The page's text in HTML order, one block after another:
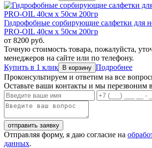
Гидрофобные сорбирующие салфетки для
PRO-OIL 40см х 50см 200гр
от 8200 руб.
Точную стоимость товара, пожалуйста,
менеджеров на сайте или по телефону.
Купить в 1 клик
Подробнее
Проконсультируем и ответим на все
Оставьте ваши контакты и мы перезвоним
Отправляя форму, я даю согласие на
данных.